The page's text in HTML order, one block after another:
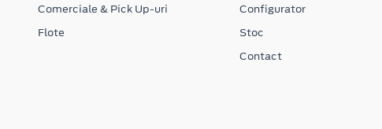
Comerciale & Pick Up-uri
Flote
Configurator
Stoc
Contact